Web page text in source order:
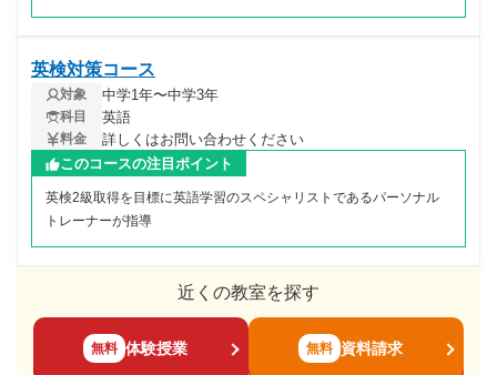
英検対策コース
対象 中学1年〜中学3年
科目 英語
料金
詳しくはお問い合わせください
このコースの注目ポイント
英検2級取得を目標に英語学習のスペシャリストであるパーソナル
トレーナーが指導
近くの教室を探す
無料 体験授業 無料 資料請求